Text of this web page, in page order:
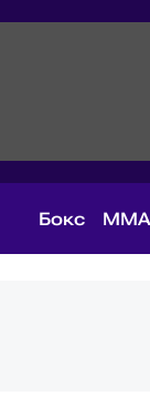
Бокс MMA